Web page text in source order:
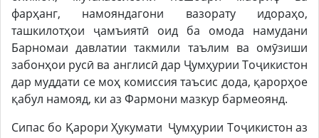
фарҳанг, намояндагони вазорату идораҳо,
ташкилотҳои ҷамъиятӣ оид ба омода намудани
Барномаи давлатии такмили таълим ва омӯзиши
забонҳои русӣ ва англисӣ дар Ҷумҳурии Тоҷикистон
дар муддати се моҳ комиссия таъсис дода, қарорҳое
қабул намояд, ки аз Фармони мазкур бармеоянд.
Сипас бо Қарори Ҳукумати Ҷумҳурии Тоҷикистон аз